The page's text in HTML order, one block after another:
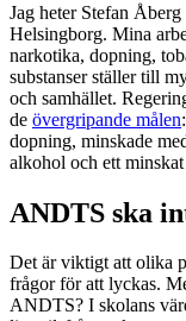
Jag heter Stefan
Helsingborg. Mina
narkotika, dopning,
substanser ställer till
och samhället.
de övergripande målen
dopning, minskade
alkohol och ett
ANDTS ska
Det är viktigt att olika
frågor för att lyckas.
ANDTS? I skolans